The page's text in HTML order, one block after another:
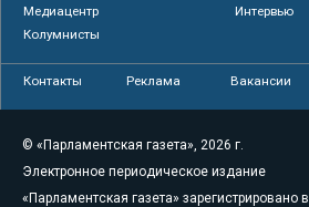
Медиацентр
Интервью
Колумнисты
Контакты Реклама Вакансии
© «Парламентская газета», 2026 г.
Электронное периодическое издание
«Парламентская газета» зарегистрировано в